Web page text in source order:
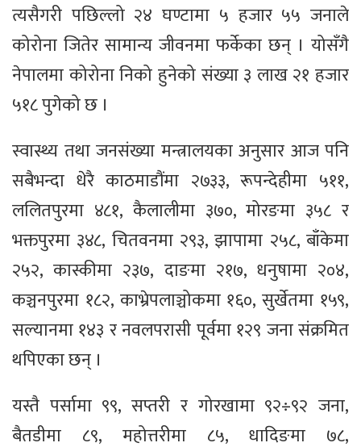
त्यसैगरी पछिल्लो २४ घण्टामा ५ हजार ५५ जनाले
कोरोना जितेर सामान्य जीवनमा फर्केका छन् । योसँगै
नेपालमा कोरोना निको हुनेको संख्या ३ लाख २१ हजार
५१८ पुगेको छ ।
स्वास्थ्य तथा जनसंख्या मन्त्रालयका अनुसार आज पनि
सबैभन्दा धेरै काठमाडौंमा २७३३, रूपन्देहीमा ५११,
ललितपुरमा ४८१, कैलालीमा ३७०, मोरङमा ३५८ र
भक्तपुरमा ३४८, चितवनमा २९३, झापामा २५८, बाँकेमा
२५२, कास्कीमा २३७, दाङमा २१७, धनुषामा २०४,
कञ्चनपुरमा १८२, काभ्रेपलाञ्चोकमा १६०, सुर्खेतमा १५९,
सल्यानमा १४३ र नवलपरासी पूर्वमा १२९ जना संक्रमित
थपिएका छन् ।
यस्तै पर्सामा ९९, सप्तरी र गोरखामा ९२÷९२ जना,
बैतडीमा ८९, महोत्तरीमा ८५, धादिङमा ७८,